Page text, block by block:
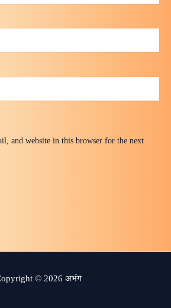
and website in this browser for the next
© 2026 अभंग